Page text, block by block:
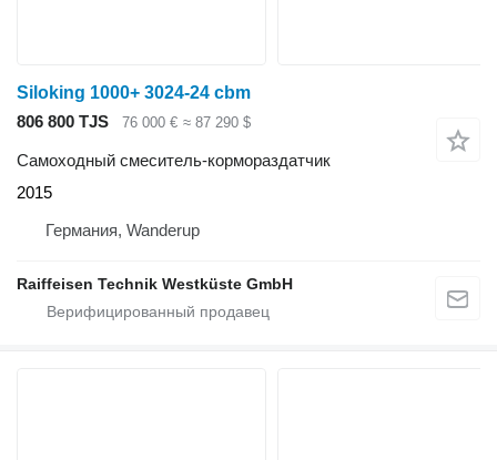
Siloking 1000+ 3024-24 cbm
806 800 TJS
76 000 € ≈ 87 290 $
Самоходный смеситель-кормораздатчик
2015
Германия, Wanderup
Raiffeisen Technik Westküste GmbH